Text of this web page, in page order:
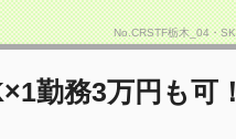
No.CRSTF栃木_04・
勤務3万円も可